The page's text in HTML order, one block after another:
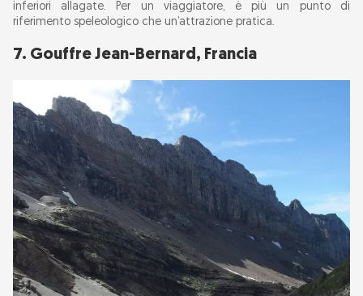
inferiori allagate. Per un viaggiatore, è più un punto di
riferimento speleologico che un’attrazione pratica.
7. Gouffre Jean-Bernard, Francia